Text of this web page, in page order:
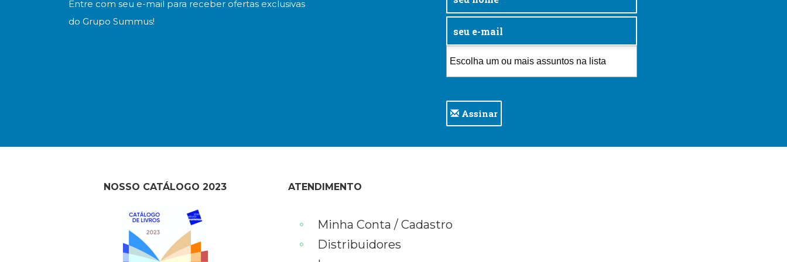
Entre com seu e-mail para receber ofertas exclusivas
do Grupo Summus!
Assinar
NOSSO CATÁLOGO 2023 ATENDIMENTO
Minha Conta / Cadastro
Distribuidores